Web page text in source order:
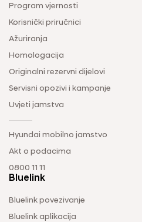
Program vjernosti
Korisnički priručnici
Ažuriranja
Homologacija
Originalni rezervni dijelovi
Servisni opozivi i kampanje
Uvjeti jamstva
Hyundai mobilno jamstvo
Akt o podacima
0800 11 11
Bluelink
Bluelink povezivanje
Bluelink aplikacija